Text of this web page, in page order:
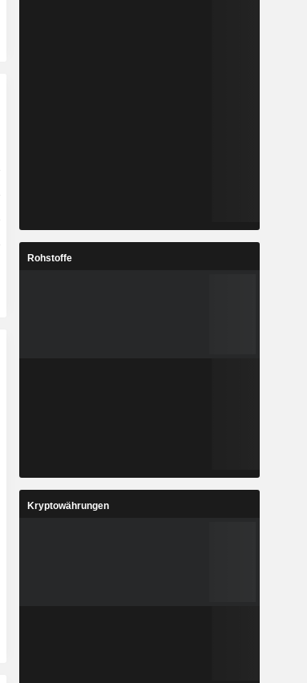
Rohstoffe
Kryptowährungen